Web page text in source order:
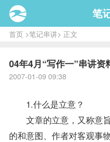
笔
首页>笔记串讲> 正文
04年4月“写作一”串讲资
2007-01-09 09:38
1.什么是立意？
文章的立意，又称意旨
的和意图、作者对客观事